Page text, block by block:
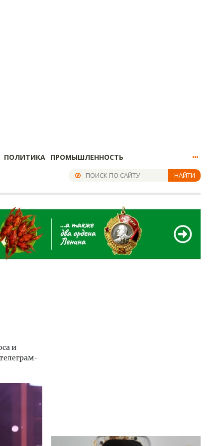
ПОЛИТИКА ПРОМЫШЛЕННОСТЬ
НАЙТИ
и